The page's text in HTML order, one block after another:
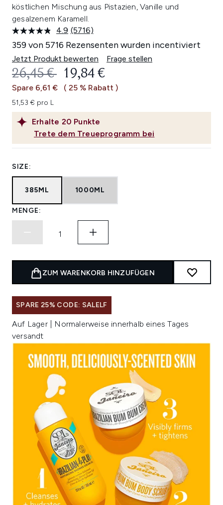
köstlichen Mischung aus Pistazien, Vanille und
gesalzenem Karamell.
4.9 5716
Bewertungen
lesen.
Link
auf
derselben
Seite.
(5716)
359 von 5716 Rezensenten wurden incentiviert
Jetzt Produkt bewerten Frage stellen
Erhalte 20 Punkte
Trete dem Treueprogramm bei
UNVERBINDLICHE
26,45 € AKTUELLER PREIS:
19,84 €
Spare 6,61 € ( 25 % Rabatt )
51,53 € pro L
SIZE:
385ML 1000ML
MENGE:
ZUM WARENKORB HINZUFÜGEN
SPARE 25% CODE: SALELF
Auf Lager | Normalerweise innerhalb eines Tages
versandt